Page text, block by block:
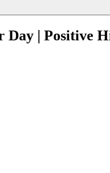
Day | Positive